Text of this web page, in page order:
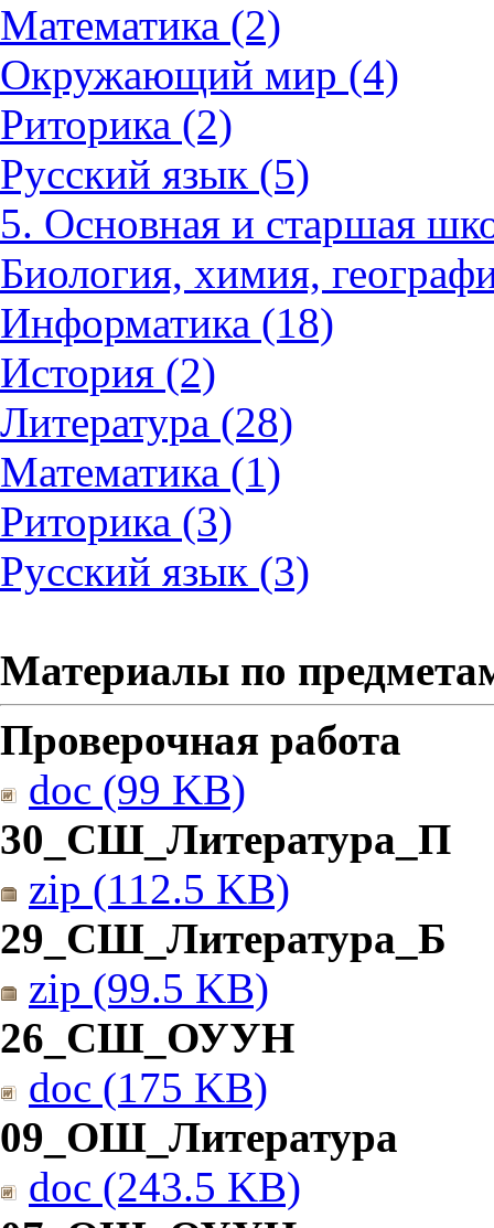
Математика (2)
Окружающий мир (4)
Риторика (2)
Русский язык (5)
5. Основная и старшая
Биология, химия,
Информатика (18)
История (2)
Литература (28)
Математика (1)
Риторика (3)
Русский язык (3)
Материалы по
Проверочная работа
doc (99 KB)
30_СШ_Литература_П
zip (112.5 KB)
29_СШ_Литература_Б
zip (99.5 KB)
26_СШ_ОУУН
doc (175 KB)
09_ОШ_Литература
doc (243.5 KB)